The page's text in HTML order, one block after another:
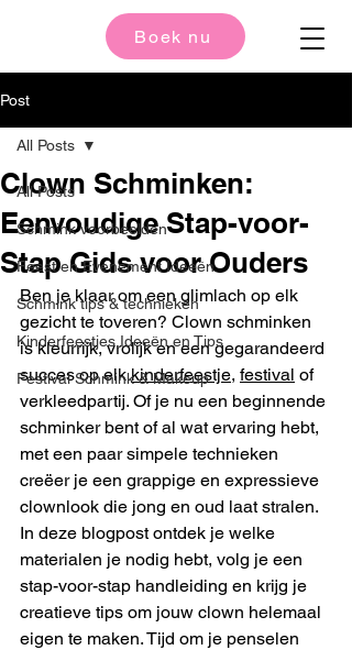
Boek nu
Post
All Posts
Schmink voorbeelden
Feest en Evenement Ideeën
Schmink tips & technieken
Kinderfeestjes Ideeën en Tips
Festival Schmink & Makeup
All Posts
Clown Schminken:
Eenvoudige Stap-voor-
Stap Gids voor Ouders
Ben je klaar om een glimlach op elk
gezicht te toveren? Clown schminken
is kleurrijk, vrolijk en een gegarandeerd
succes op elk kinderfeestje, festival of
verkleedpartij. Of je nu een beginnende
schminker bent of al wat ervaring hebt,
met een paar simpele technieken
creëer je een grappige en expressieve
clownlook die jong en oud laat stralen.
In deze blogpost ontdek je welke
materialen je nodig hebt, volg je een
stap-voor-stap handleiding en krijg je
creatieve tips om jouw clown helemaal
eigen te maken. Tijd om je penselen